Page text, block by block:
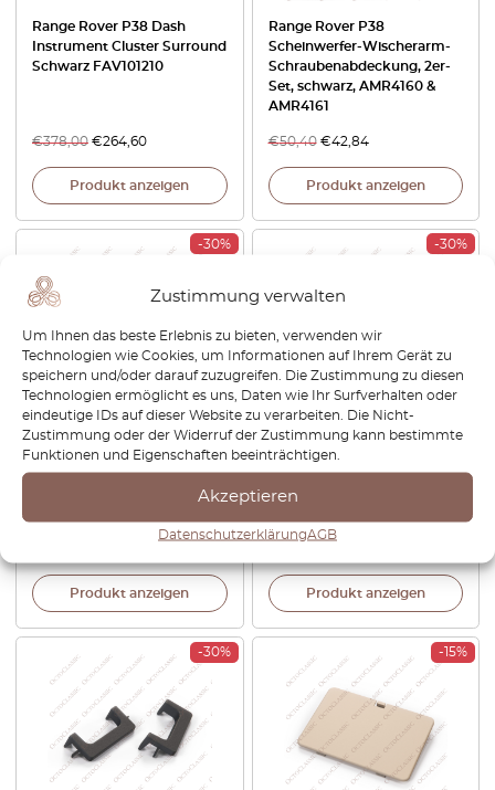
Zustimmung verwalten
Um Ihnen das beste Erlebnis zu bieten, verwenden wir
Technologien wie Cookies, um Informationen auf Ihrem Gerät zu
speichern und/oder darauf zuzugreifen. Die Zustimmung zu diesen
Technologien ermöglicht es uns, Daten wie Ihr Surfverhalten oder
eindeutige IDs auf dieser Website zu verarbeiten. Die Nicht-
Zustimmung oder der Widerruf der Zustimmung kann bestimmte
Funktionen und Eigenschaften beeinträchtigen.
Akzeptieren
DatenschutzerklärungAGB
Range Rover P38 Dash
Instrument Cluster Surround
Schwarz FAV101210
€378,00 €264,60
Produkt anzeigen
Range Rover P38
Scheinwerfer-Wischerarm-
Schraubenabdeckung, 2er-
Set, schwarz, AMR4160 &
AMR4161
€50,40 €42,84
Produkt anzeigen
-30%
Range Rover P38
Armlehnenverstellknopf für
Vordersitze, 2er-Set,
Produkt anzeigen
-30%
Range Rover P38
Scheinwerferwaschabdeckung,
2er-Set, links und rechts,
grundiert, DNJ500230LML &
Produkt anzeigen
-30% -15%